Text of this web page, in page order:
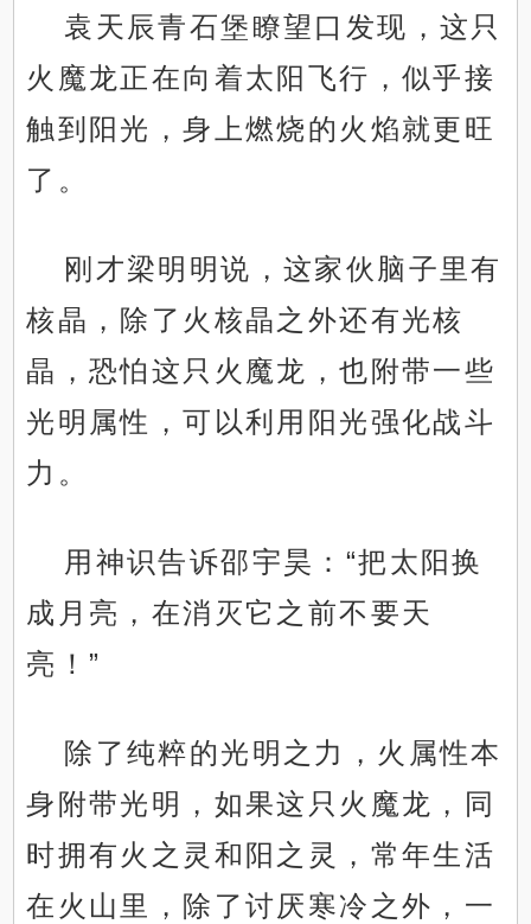
袁天辰青石堡瞭望口发现，这只
火魔龙正在向着太阳飞行，似乎接
触到阳光，身上燃烧的火焰就更旺
了。
刚才梁明明说，这家伙脑子里有
核晶，除了火核晶之外还有光核
晶，恐怕这只火魔龙，也附带一些
光明属性，可以利用阳光强化战斗
力。
用神识告诉邵宇昊：“把太阳换
成月亮，在消灭它之前不要天
亮！”
除了纯粹的光明之力，火属性本
身附带光明，如果这只火魔龙，同
时拥有火之灵和阳之灵，常年生活
在火山里，除了讨厌寒冷之外，一